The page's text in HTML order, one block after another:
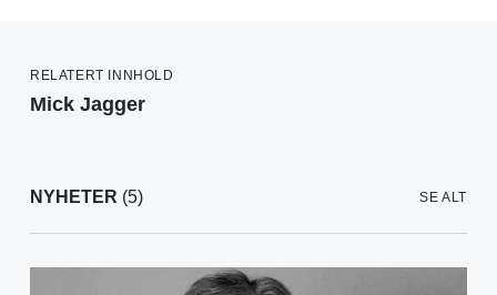
RELATERT INNHOLD
Mick Jagger
NYHETER (5) SE ALT